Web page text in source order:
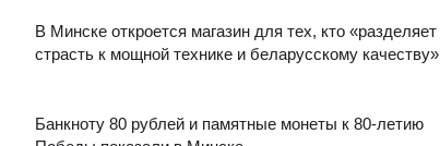
В Минске откроется магазин для тех, кто «разделяет
страсть к мощной технике и беларусскому качеству»
Банкноту 80 рублей и памятные монеты к 80-летию